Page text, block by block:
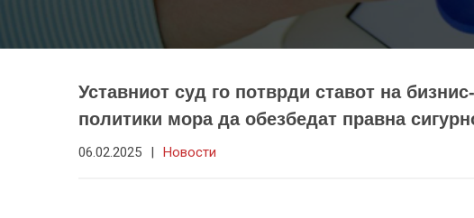
Уставниот суд го потврди ставот на
политики мора да обезбедат правна
06.02.2025 | Новости